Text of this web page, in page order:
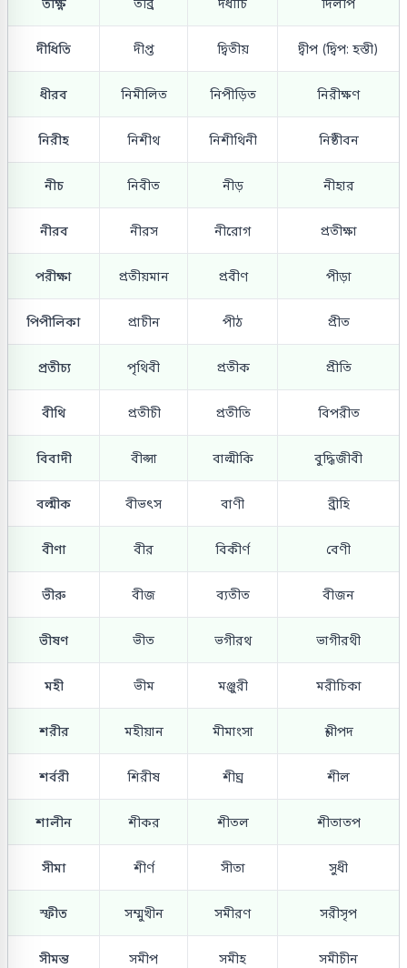
তীক্ষ্ণ তীব্র দধীচি দিলীপ
দীধিতি দীপ্ত দ্বিতীয় দ্বীপ (দ্বিপ: হস্তী)
ধীরব নিমীলিত নিপীড়িত নিরীক্ষণ
নিরীহ নিশীথ নিশীথিনী নিষ্ঠীবন
নীচ নিবীত নীড় নীহার
নীরব নীরস নীরোগ প্রতীক্ষা
পরীক্ষা প্রতীয়মান প্রবীণ পীড়া
পিপীলিকা প্রাচীন পীঠ প্রীত
প্রতীচ্য পৃথিবী প্রতীক প্রীতি
বীথি প্রতীচী প্রতীতি বিপরীত
বিবাদী বীপ্সা বাল্মীকি বুদ্ধিজীবী
বল্মীক বীভৎস বাণী ব্রীহি
বীণা বীর বিকীর্ণ বেণী
ভীরু বীজ ব্যতীত বীজন
ভীষণ ভীত ভগীরথ ভাগীরথী
মহী ভীম মঞ্জুরী মরীচিকা
শরীর মহীয়ান মীমাংসা শ্লীপদ
শর্বরী শিরীষ শীঘ্র শীল
শালীন শীকর শীতল শীতাতপ
সীমা শীর্ণ সীতা সুধী
স্ফীত সম্মুখীন সমীরণ সরীসৃপ
সীমন্ত সমীপ সমীহ সমীচীন